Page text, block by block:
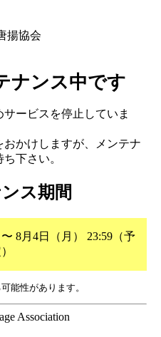
ナンス中です
ービスを停止していま
かけしますが、メンテナ
下さい。
ス期間
8月4日（月） 23:59（予
能性があります。
Association